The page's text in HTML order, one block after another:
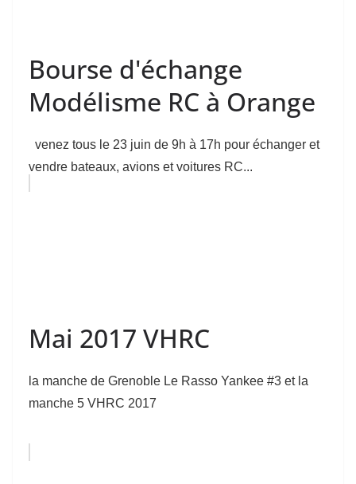
Bourse d'échange
Modélisme RC à Orange
venez tous le 23 juin de 9h à 17h pour échanger et
vendre bateaux, avions et voitures RC...
Mai 2017 VHRC
la manche de Grenoble Le Rasso Yankee #3 et la
manche 5 VHRC 2017